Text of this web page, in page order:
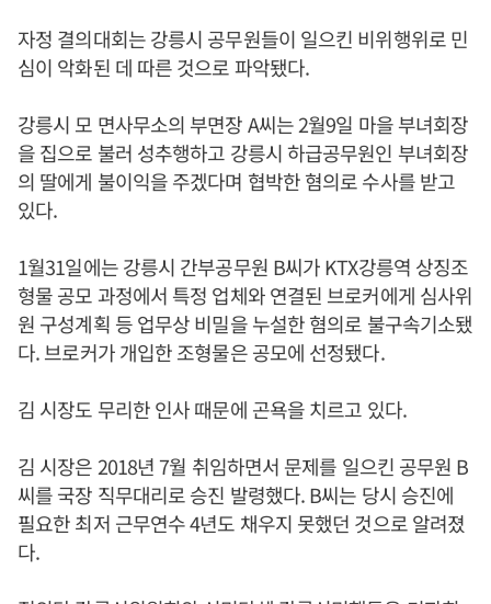
자정 결의대회는 강릉시 공무원들이 일으킨 비위행위로 민
심이 악화된 데 따른 것으로 파악됐다.
강릉시 모 면사무소의 부면장 A씨는 2월9일 마을 부녀회장
을 집으로 불러 성추행하고 강릉시 하급공무원인 부녀회장
의 딸에게 불이익을 주겠다며 협박한 혐의로 수사를 받고
있다.
1월31일에는 강릉시 간부공무원 B씨가 KTX강릉역 상징조
형물 공모 과정에서 특정 업체와 연결된 브로커에게 심사위
원 구성계획 등 업무상 비밀을 누설한 혐의로 불구속기소됐
다. 브로커가 개입한 조형물은 공모에 선정됐다.
김 시장도 무리한 인사 때문에 곤욕을 치르고 있다.
김 시장은 2018년 7월 취임하면서 문제를 일으킨 공무원 B
씨를 국장 직무대리로 승진 발령했다. B씨는 당시 승진에
필요한 최저 근무연수 4년도 채우지 못했던 것으로 알려졌
다.